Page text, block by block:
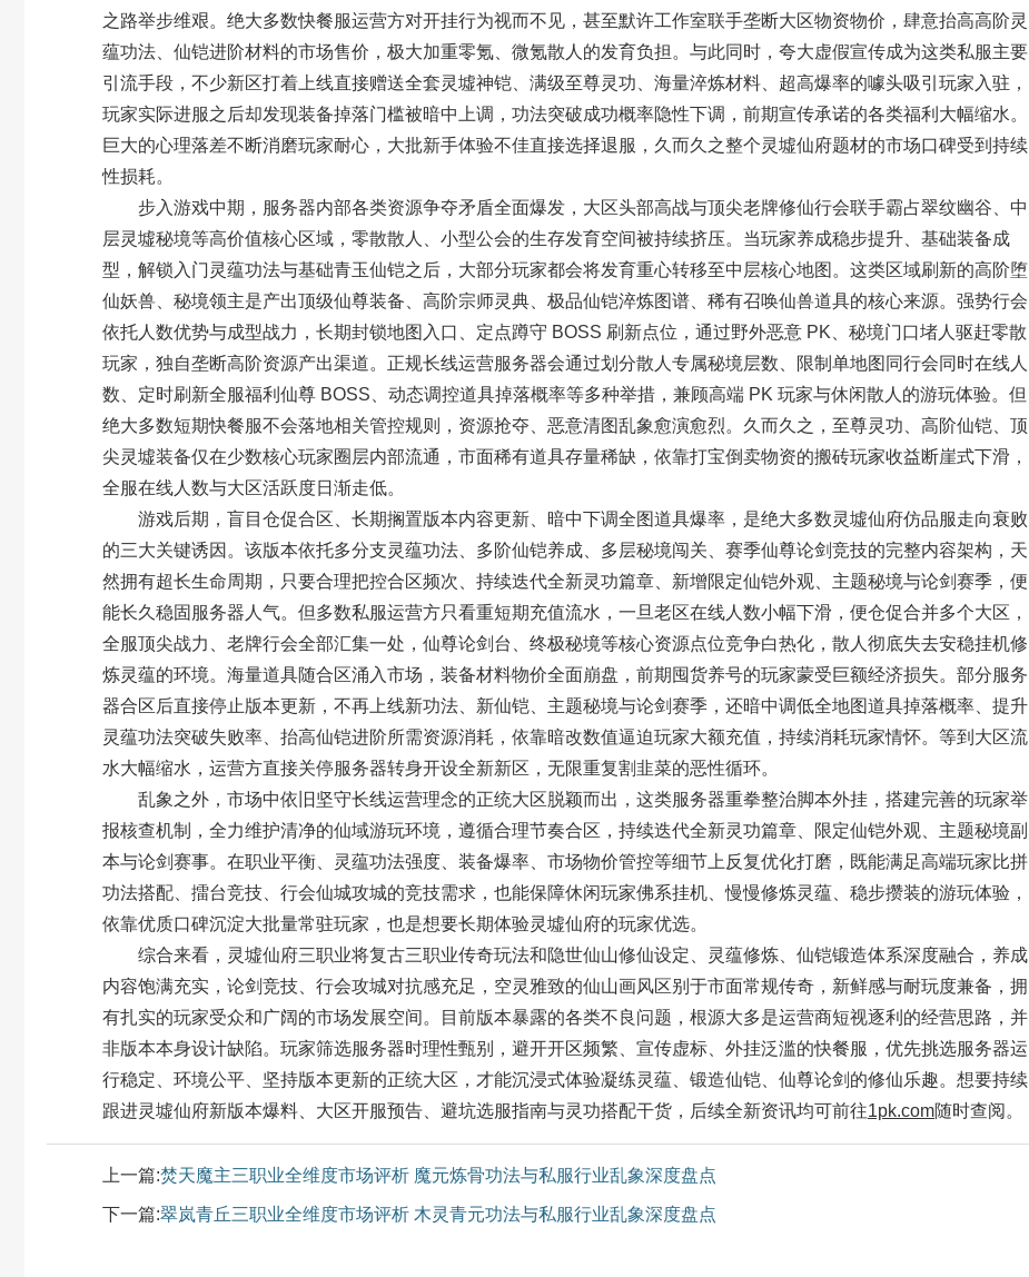
之路举步维艰。绝大多数快餐服运营方对开挂行为视而不见，甚至默许工作室联手垄断大区物资物价，肆意抬高高阶灵
蕴功法、仙铠进阶材料的市场售价，极大加重零氪、微氪散人的发育负担。与此同时，夸大虚假宣传成为这类私服主要
引流手段，不少新区打着上线直接赠送全套灵墟神铠、满级至尊灵功、海量淬炼材料、超高爆率的噱头吸引玩家入驻，
玩家实际进服之后却发现装备掉落门槛被暗中上调，功法突破成功概率隐性下调，前期宣传承诺的各类福利大幅缩水。
巨大的心理落差不断消磨玩家耐心，大批新手体验不佳直接选择退服，久而久之整个灵墟仙府题材的市场口碑受到持续
性损耗。
步入游戏中期，服务器内部各类资源争夺矛盾全面爆发，大区头部高战与顶尖老牌修仙行会联手霸占翠纹幽谷、中
层灵墟秘境等高价值核心区域，零散散人、小型公会的生存发育空间被持续挤压。当玩家养成稳步提升、基础装备成
型，解锁入门灵蕴功法与基础青玉仙铠之后，大部分玩家都会将发育重心转移至中层核心地图。这类区域刷新的高阶堕
仙妖兽、秘境领主是产出顶级仙尊装备、高阶宗师灵典、极品仙铠淬炼图谱、稀有召唤仙兽道具的核心来源。强势行会
依托人数优势与成型战力，长期封锁地图入口、定点蹲守 BOSS 刷新点位，通过野外恶意 PK、秘境门口堵人驱赶零散
玩家，独自垄断高阶资源产出渠道。正规长线运营服务器会通过划分散人专属秘境层数、限制单地图同行会同时在线人
数、定时刷新全服福利仙尊 BOSS、动态调控道具掉落概率等多种举措，兼顾高端 PK 玩家与休闲散人的游玩体验。但
绝大多数短期快餐服不会落地相关管控规则，资源抢夺、恶意清图乱象愈演愈烈。久而久之，至尊灵功、高阶仙铠、顶
尖灵墟装备仅在少数核心玩家圈层内部流通，市面稀有道具存量稀缺，依靠打宝倒卖物资的搬砖玩家收益断崖式下滑，
全服在线人数与大区活跃度日渐走低。
游戏后期，盲目仓促合区、长期搁置版本内容更新、暗中下调全图道具爆率，是绝大多数灵墟仙府仿品服走向衰败
的三大关键诱因。该版本依托多分支灵蕴功法、多阶仙铠养成、多层秘境闯关、赛季仙尊论剑竞技的完整内容架构，天
然拥有超长生命周期，只要合理把控合区频次、持续迭代全新灵功篇章、新增限定仙铠外观、主题秘境与论剑赛季，便
能长久稳固服务器人气。但多数私服运营方只看重短期充值流水，一旦老区在线人数小幅下滑，便仓促合并多个大区，
全服顶尖战力、老牌行会全部汇集一处，仙尊论剑台、终极秘境等核心资源点位竞争白热化，散人彻底失去安稳挂机修
炼灵蕴的环境。海量道具随合区涌入市场，装备材料物价全面崩盘，前期囤货养号的玩家蒙受巨额经济损失。部分服务
器合区后直接停止版本更新，不再上线新功法、新仙铠、主题秘境与论剑赛季，还暗中调低全地图道具掉落概率、提升
灵蕴功法突破失败率、抬高仙铠进阶所需资源消耗，依靠暗改数值逼迫玩家大额充值，持续消耗玩家情怀。等到大区流
水大幅缩水，运营方直接关停服务器转身开设全新新区，无限重复割韭菜的恶性循环。
乱象之外，市场中依旧坚守长线运营理念的正统大区脱颖而出，这类服务器重拳整治脚本外挂，搭建完善的玩家举
报核查机制，全力维护清净的仙域游玩环境，遵循合理节奏合区，持续迭代全新灵功篇章、限定仙铠外观、主题秘境副
本与论剑赛事。在职业平衡、灵蕴功法强度、装备爆率、市场物价管控等细节上反复优化打磨，既能满足高端玩家比拼
功法搭配、擂台竞技、行会仙城攻城的竞技需求，也能保障休闲玩家佛系挂机、慢慢修炼灵蕴、稳步攒装的游玩体验，
依靠优质口碑沉淀大批量常驻玩家，也是想要长期体验灵墟仙府的玩家优选。
综合来看，灵墟仙府三职业将复古三职业传奇玩法和隐世仙山修仙设定、灵蕴修炼、仙铠锻造体系深度融合，养成
内容饱满充实，论剑竞技、行会攻城对抗感充足，空灵雅致的仙山画风区别于市面常规传奇，新鲜感与耐玩度兼备，拥
有扎实的玩家受众和广阔的市场发展空间。目前版本暴露的各类不良问题，根源大多是运营商短视逐利的经营思路，并
非版本本身设计缺陷。玩家筛选服务器时理性甄别，避开开区频繁、宣传虚标、外挂泛滥的快餐服，优先挑选服务器运
行稳定、环境公平、坚持版本更新的正统大区，才能沉浸式体验凝练灵蕴、锻造仙铠、仙尊论剑的修仙乐趣。想要持续
跟进灵墟仙府新版本爆料、大区开服预告、避坑选服指南与灵功搭配干货，后续全新资讯均可前往1pk.com随时查阅。
上一篇:焚天魔主三职业全维度市场评析 魔元炼骨功法与私服行业乱象深度盘点
下一篇:翠岚青丘三职业全维度市场评析 木灵青元功法与私服行业乱象深度盘点